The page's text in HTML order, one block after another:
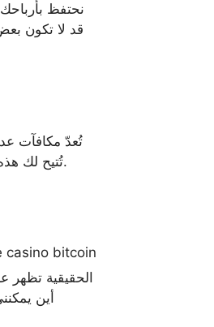
نحتفظ
قد لا تكون
تُعدّ مكافآت
التحقق من الهوية (KYC). تُتيح لك هذه المكافآت فرصةً خاليةً تمامًا من المخاطر لتجربة المواقع الجديدة والتعرّف على ألعاب الكازينو وميزاته.